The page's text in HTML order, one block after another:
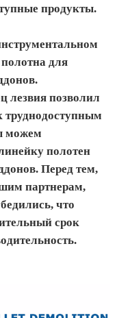
продукты.
для
лезвия позволил
труднодоступным
можем
полотен
Перед тем,
партнерам,
что
срок